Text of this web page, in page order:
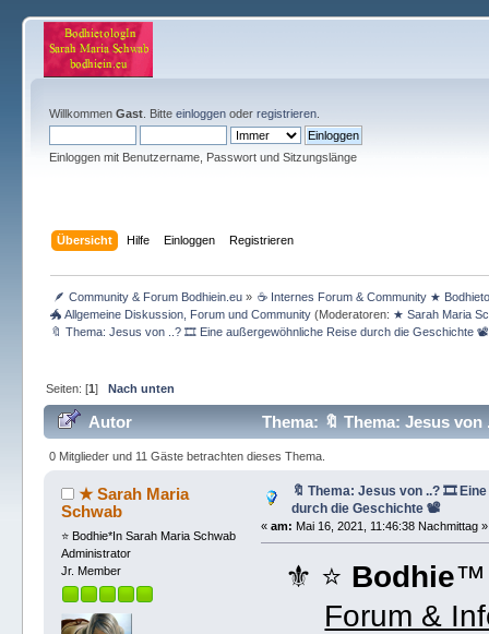
Willkommen Gast. Bitte einloggenoder registrieren.
Einloggen mit Benutzername, Passwort und Sitzungslänge
Übersicht Hilfe Einloggen Registrieren
🪶 Community & Forum Bodhiein.eu» ☕ Internes Forum & Community ★
🐲 Allgemeine Diskussion, Forum und Community(Moderatoren: ★ Sarah Maria
🔖 Thema: Jesus von ..? 🎞️ Eine außergewöhnliche Reise durch die Geschichte 📽️
Seiten: [1] Nach unten
Autor
Thema: 🔖 Thema: Jesus
(Gelesen 43676 mal)
0 Mitglieder und 11 Gäste betrachten dieses Thema.
★ Sarah Maria
Schwab
⭐️ Bodhie*In Sarah Maria Schwab
Administrator
Jr. Member
🔖 Thema: Jesus von ..? 🎞️
durch die Geschichte 📽️
«am: Mai 16, 2021, 11:46:38 Nachmittag »
⚜ ⭐️ Bodhie™
Forum &